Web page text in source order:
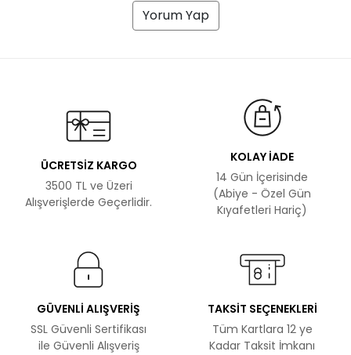
Yorum Yap
ÜCRETSİZ KARGO
3500 TL ve Üzeri
Alışverişlerde Geçerlidir.
KOLAY İADE
14 Gün İçerisinde
(Abiye - Özel Gün
Kıyafetleri Hariç)
GÜVENLİ ALIŞVERİŞ
SSL Güvenli Sertifikası
ile Güvenli Alışveriş
TAKSİT SEÇENEKLERİ
Tüm Kartlara 12 ye
Kadar Taksit İmkanı